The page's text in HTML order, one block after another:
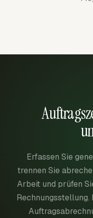
Erfassen Sie
trennen Sie
Arbeit und prüfen